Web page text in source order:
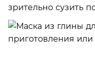
зрительно сузить